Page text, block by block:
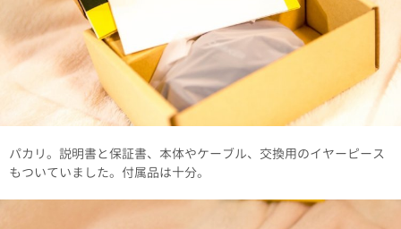
パカリ。説明書と保証書、本体やケーブル、交換用のイヤーピース
もついていました。付属品は十分。